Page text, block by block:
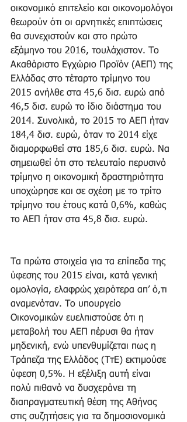
οικονομικό επιτελείο και οικονομολόγοι
θεωρούν ότι οι αρνητικές επιπτώσεις
θα συνεχιστούν και στο πρώτο
εξάμηνο του 2016, τουλάχιστον. Το
Ακαθάριστο Εγχώριο Προϊόν (ΑΕΠ) της
Ελλάδας στο τέταρτο τρίμηνο του
2015 ανήλθε στα 45,6 δισ. ευρώ από
46,5 δισ. ευρώ το ίδιο διάστημα του
2014. Συνολικά, το 2015 το ΑΕΠ ήταν
184,4 δισ. ευρώ, όταν το 2014 είχε
διαμορφωθεί στα 185,6 δισ. ευρώ. Να
σημειωθεί ότι στο τελευταίο περυσινό
τρίμηνο η οικονομική δραστηριότητα
υποχώρησε και σε σχέση με το τρίτο
τρίμηνο του έτους κατά 0,6%, καθώς
το ΑΕΠ ήταν στα 45,8 δισ. ευρώ.
Τα πρώτα στοιχεία για τα επίπεδα της
ύφεσης του 2015 είναι, κατά γενική
ομολογία, ελαφρώς χειρότερα απ’ ό,τι
αναμενόταν. Το υπουργείο
Οικονομικών ευελπιστούσε ότι η
μεταβολή του ΑΕΠ πέρυσι θα ήταν
μηδενική, ενώ υπενθυμίζεται πως η
Τράπεζα της Ελλάδος (ΤτΕ) εκτιμούσε
ύφεση 0,5%. Η εξέλιξη αυτή είναι
πολύ πιθανό να δυσχεράνει τη
διαπραγματευτική θέση της Αθήνας
στις συζητήσεις για τα δημοσιονομικά